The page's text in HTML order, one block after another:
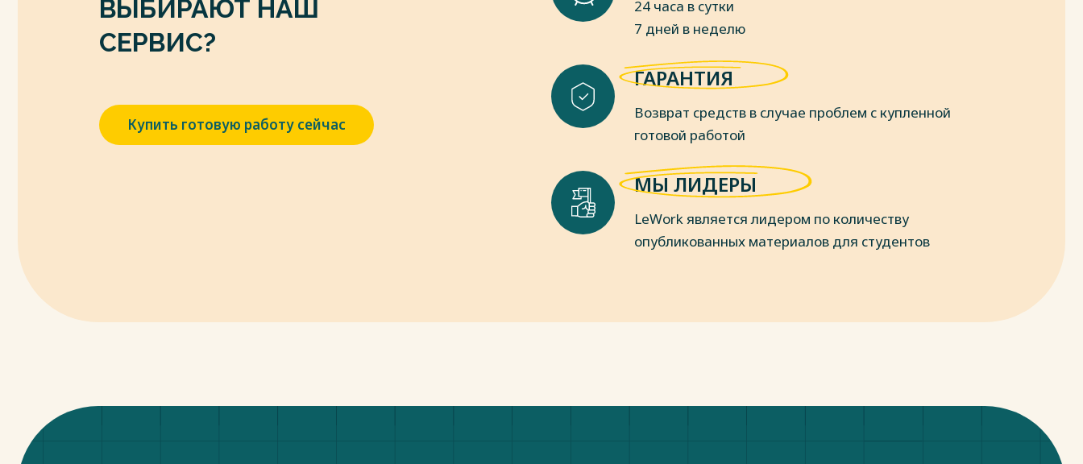
Весь текст будет доступен
ВЫБИРАЮТ НАШ
СЕРВИС?
Купить готовую работу сейчас
24 часа в сутки
7 дней в неделю
ГАРАНТИЯ
Возврат средств в случае проблем с купленной
готовой работой
МЫ ЛИДЕРЫ
LeWork является лидером по количеству
опубликованных материалов для студентов